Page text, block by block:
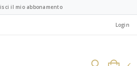
il mio abbonamento
Login